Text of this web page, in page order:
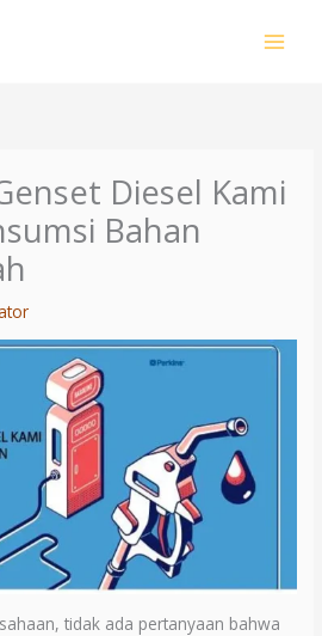
Diesel Kami
Bahan
tidak ada pertanyaan bahwa